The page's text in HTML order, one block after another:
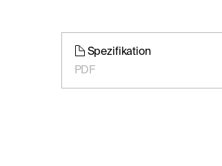
Spezifikation
PDF